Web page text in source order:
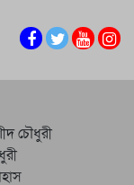
চৌধুরী